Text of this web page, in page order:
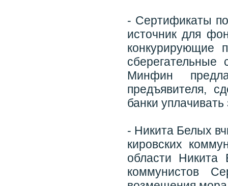
- Сертификаты
источник для
конкурирующие
Минфин
предъявителя,
банки
- Никита Белых
кировских
области Никита
коммунистов